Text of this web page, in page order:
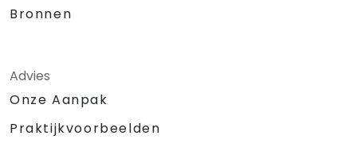
Bronnen
Advies
Onze Aanpak
Praktijkvoorbeelden